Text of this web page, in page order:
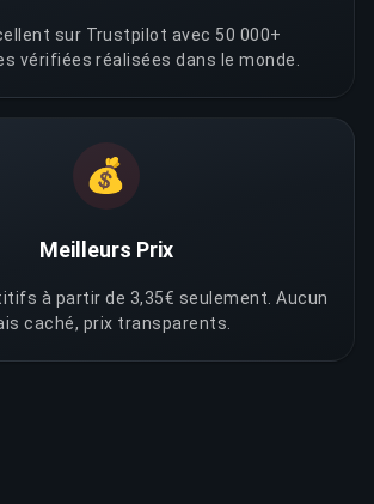
sur Trustpilot avec 50 000+
vérifiées réalisées dans le monde.
💰
Meilleurs Prix
à partir de 3,35€ seulement. Aucun
caché, prix transparents.